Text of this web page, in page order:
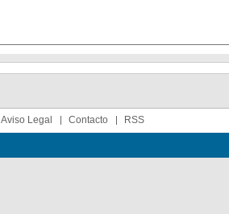
Aviso Legal Contacto RSS